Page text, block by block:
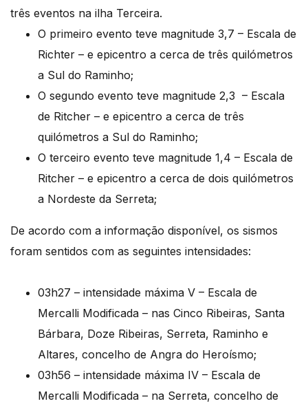
três eventos na ilha Terceira.
O primeiro evento teve magnitude 3,7 – Escala de
Richter – e epicentro a cerca de três quilómetros
a Sul do Raminho;
O segundo evento teve magnitude 2,3 – Escala
de Ritcher – e epicentro a cerca de três
quilómetros a Sul do Raminho;
O terceiro evento teve magnitude 1,4 – Escala de
Ritcher – e epicentro a cerca de dois quilómetros
a Nordeste da Serreta;
De acordo com a informação disponível, os sismos
foram sentidos com as seguintes intensidades:
03h27 – intensidade máxima V – Escala de
Mercalli Modificada – nas Cinco Ribeiras, Santa
Bárbara, Doze Ribeiras, Serreta, Raminho e
Altares, concelho de Angra do Heroísmo;
03h56 – intensidade máxima IV – Escala de
Mercalli Modificada – na Serreta, concelho de